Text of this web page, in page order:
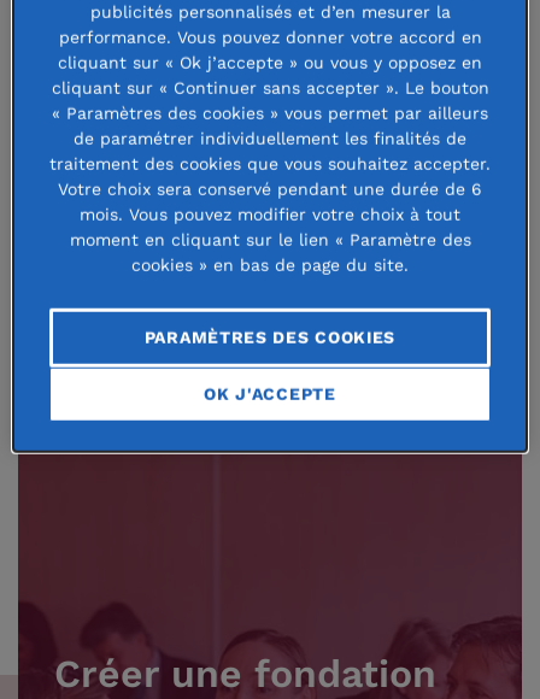
Dons ponctuels ou réguliers, ciblés sur une
ou plusieurs causes, legs… toutes les
informations pour trouver le mode d’action
qui vous convient.
En savoir plus
Créer une fondation
publicités personnalisés et d’en mesurer la
performance. Vous pouvez donner votre accord en
cliquant sur « Ok j’accepte » ou vous y opposez en
cliquant sur « Continuer sans accepter ». Le bouton
« Paramètres des cookies » vous permet par ailleurs
de paramétrer individuellement les finalités de
traitement des cookies que vous souhaitez accepter.
Votre choix sera conservé pendant une durée de 6
mois. Vous pouvez modifier votre choix à tout
moment en cliquant sur le lien « Paramètre des
cookies » en bas de page du site.
PARAMÈTRES DES COOKIES
OK J'ACCEPTE